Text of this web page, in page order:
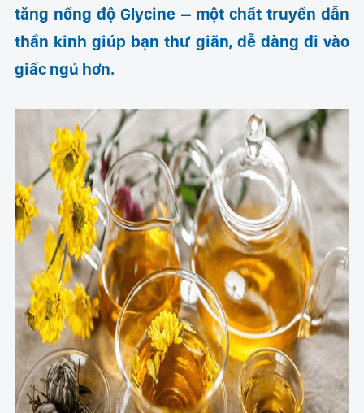
tăng nồng độ Glycine – một chất truyền dẫn
thần kinh giúp bạn thư giãn, dễ dàng đi vào
giấc ngủ hơn.